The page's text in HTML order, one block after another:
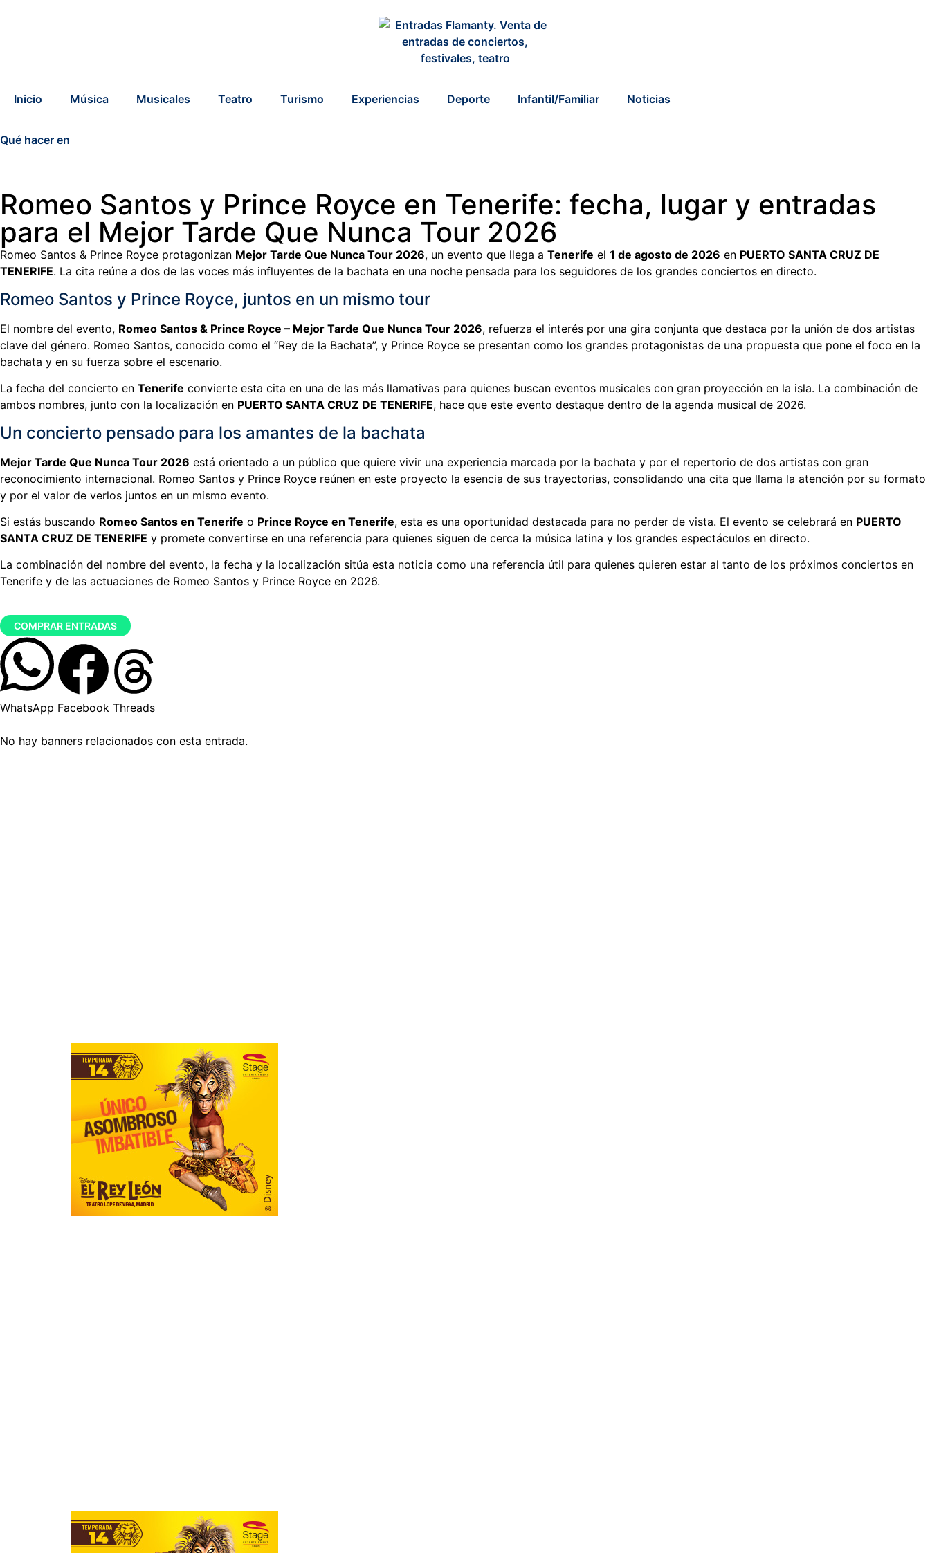
Inicio Música Musicales Teatro Turismo Experiencias Deporte Infantil/Familiar Noticias
Qué hacer en
Romeo Santos y Prince Royce en Tenerife: fecha, lugar y entradas
para el Mejor Tarde Que Nunca Tour 2026
Romeo Santos & Prince Royce protagonizan Mejor Tarde Que Nunca Tour 2026, un evento que llega a Tenerife el 1 de agosto de 2026 en PUERTO SANTA CRUZ DE
TENERIFE. La cita reúne a dos de las voces más influyentes de la bachata en una noche pensada para los seguidores de los grandes conciertos en directo.
Romeo Santos y Prince Royce, juntos en un mismo tour
El nombre del evento, Romeo Santos & Prince Royce – Mejor Tarde Que Nunca Tour 2026, refuerza el interés por una gira conjunta que destaca por la unión de dos artistas
clave del género. Romeo Santos, conocido como el “Rey de la Bachata”, y Prince Royce se presentan como los grandes protagonistas de una propuesta que pone el foco en la
bachata y en su fuerza sobre el escenario.
La fecha del concierto en Tenerife convierte esta cita en una de las más llamativas para quienes buscan eventos musicales con gran proyección en la isla. La combinación de
ambos nombres, junto con la localización en PUERTO SANTA CRUZ DE TENERIFE, hace que este evento destaque dentro de la agenda musical de 2026.
Un concierto pensado para los amantes de la bachata
Mejor Tarde Que Nunca Tour 2026 está orientado a un público que quiere vivir una experiencia marcada por la bachata y por el repertorio de dos artistas con gran
reconocimiento internacional. Romeo Santos y Prince Royce reúnen en este proyecto la esencia de sus trayectorias, consolidando una cita que llama la atención por su formato
y por el valor de verlos juntos en un mismo evento.
Si estás buscando Romeo Santos en Tenerife o Prince Royce en Tenerife, esta es una oportunidad destacada para no perder de vista. El evento se celebrará en PUERTO
SANTA CRUZ DE TENERIFE y promete convertirse en una referencia para quienes siguen de cerca la música latina y los grandes espectáculos en directo.
La combinación del nombre del evento, la fecha y la localización sitúa esta noticia como una referencia útil para quienes quieren estar al tanto de los próximos conciertos en
Tenerife y de las actuaciones de Romeo Santos y Prince Royce en 2026.
COMPRAR ENTRADAS
WhatsApp Facebook Threads
No hay banners relacionados con esta entrada.